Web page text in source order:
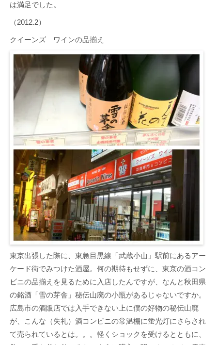
は満足でした。
（2012.2）
クイーンズ ワインの品揃え
東京出張した際に、東急目黒線「武蔵小山」駅前にあるアー
ケード街でみつけた酒屋。何の期待もせずに、東京の酒コン
ビニの品揃えを見るために入店したんですが、なんと秋田県
の銘酒「雪の芽舎」秘伝山廃の小瓶があるじゃないですか。
広島市の酒販店では入手できない上に僕の好物の秘伝山廃
が、こんな（失礼）酒コンビニの常温棚に蛍光灯にさらされ
て売られているとは。。。軽くショックを受けるとともに、